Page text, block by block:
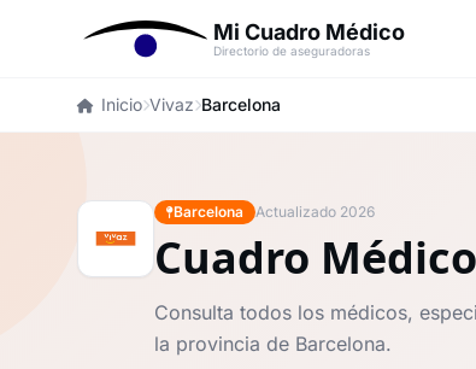
Mi Cuadro Médico
Directorio de aseguradoras
Inicio Vivaz Barcelona
Barcelona Actualizado 2026
Cuadro
Consulta todos los médicos,
la provincia de Barcelona.